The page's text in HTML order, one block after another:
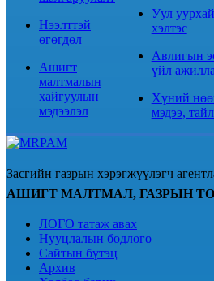
Нээлттэй
өгөгдөл
Ашигт
малтмалын
хайгуулын
мэдээлэл
Уул
хэлтэс
Авлигын
үйл
Хүний
мэдээ,
Засгийн газрын хэрэгжүүлэгч
АШИГТ МАЛТМАЛ, ГАЗРЫН
ЛОГО татаж авах
Нууцлалын бодлого
Сайтын бүтэц
Архив